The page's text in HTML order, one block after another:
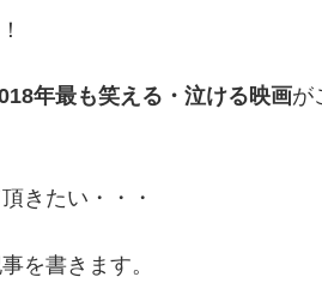
年最も笑える・泣ける映画が
きたい・・・
を書きます。